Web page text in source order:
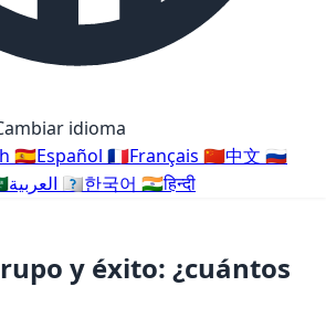
idioma
🇪🇸Español 🇫🇷Français 🇨🇳中文 🇷🇺
🇰🇷한국어 🇮🇳हिन्दी
y éxito: ¿cuántos